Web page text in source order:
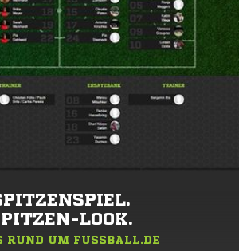
LOOK.
RUND UM FUSSBALL.DE